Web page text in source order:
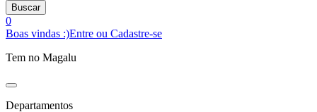
Buscar
0
Boas vindas :)Entre ou Cadastre-se
Tem no Magalu
Departamentos